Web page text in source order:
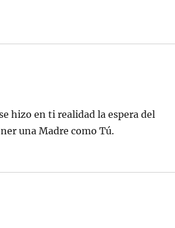
hizo en ti realidad la espera del
una Madre como Tú.